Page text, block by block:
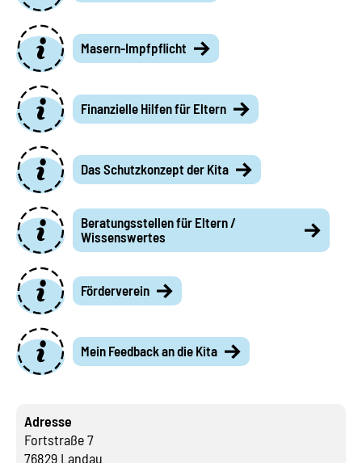
Masern-Impfpflicht
Finanzielle Hilfen für Eltern
Das Schutzkonzept der Kita
Beratungsstellen für Eltern /
Wissenswertes
Förderverein
Mein Feedback an die Kita
Adresse
Fortstraße 7
76829 Landau